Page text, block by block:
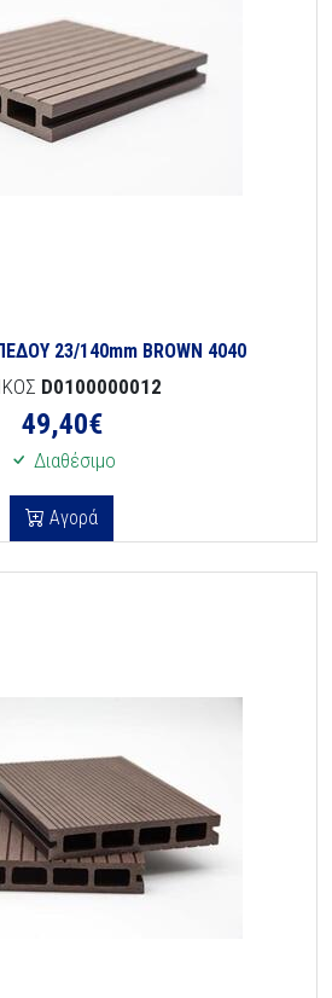
23/140mm BROWN 4040
D0100000012
49,40€
Διαθέσιμο
Αγορά